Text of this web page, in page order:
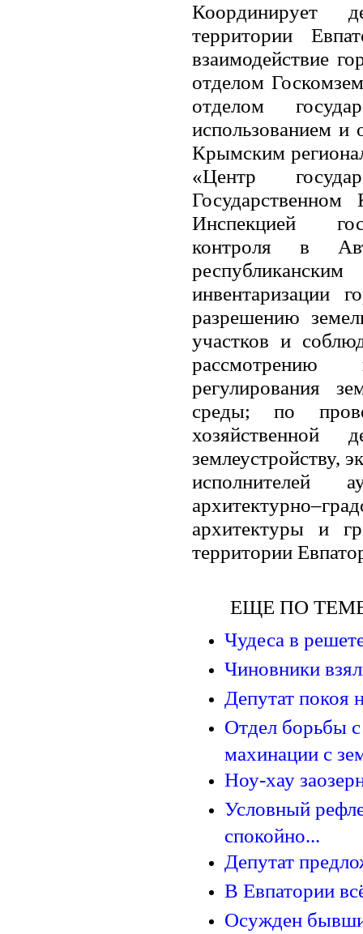
Координирует
территории
взаимодействие
отделом
отделом
использованием
Крымским
«Центр
Инспекцией
контроля в
инвентаризации
разрешению
участков и
рассмотрению
регулирования
среды; по
хозяйственной
землеустройству,
исполнителей
архитектуры и
территории
ЕЩЕ ПО
Чудеса в
Чиновники
Депутат покоя
Отдел борьбы
махинации с
Ноу-хау
Условный
спокойно...
Депутат
В Евпатории
Осужден